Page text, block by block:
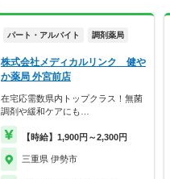
パート・アルバイト 調剤薬局
株式会社メディカルリンク 健や
か薬局 外宮前店
在宅応需数県内トップクラス！無菌
調剤や緩和ケアにも…
【時給】1,900円～2,300円
三重県 伊勢市